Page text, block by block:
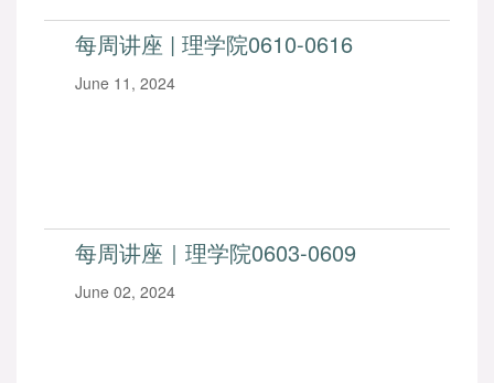
每周讲座 | 理学院0610-0616
June 11, 2024
每周讲座｜理学院0603-0609
June 02, 2024